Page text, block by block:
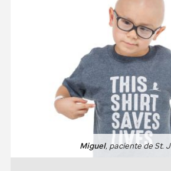
Miguel, paciente deSt.